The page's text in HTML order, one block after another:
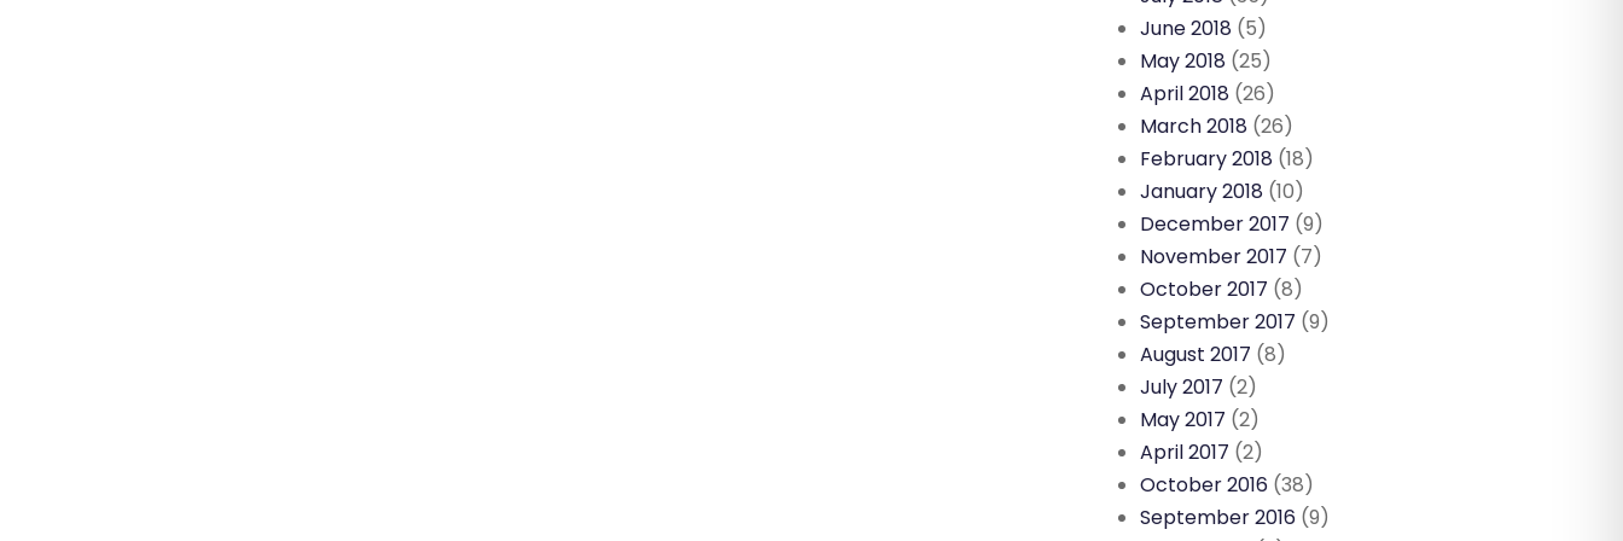
June 2018 (5)
May 2018 (25)
April 2018 (26)
March 2018 (26)
February 2018 (18)
January 2018 (10)
December 2017 (9)
November 2017 (7)
October 2017 (8)
September 2017 (9)
August 2017 (8)
July 2017 (2)
May 2017 (2)
April 2017 (2)
October 2016 (38)
September 2016 (9)